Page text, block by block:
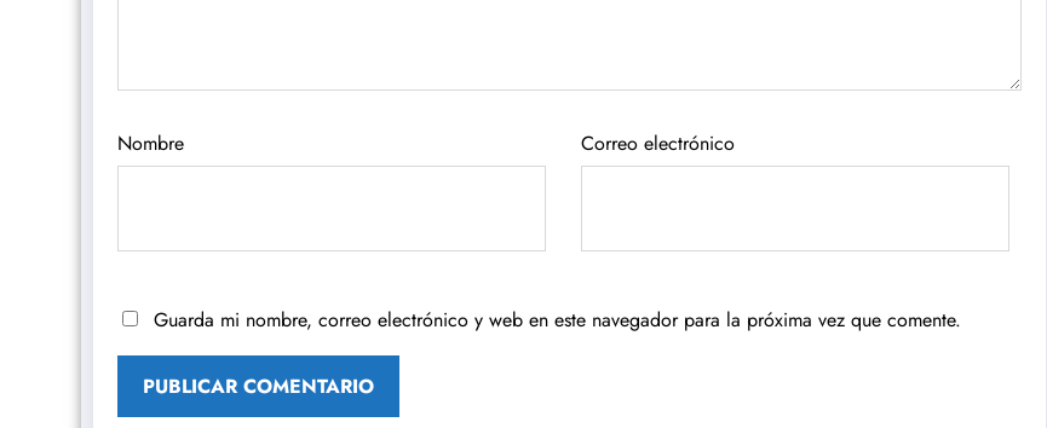
Nombre Correo electrónico
Guarda mi nombre, correo electrónico y web en este navegador para la próxima vez que comente.